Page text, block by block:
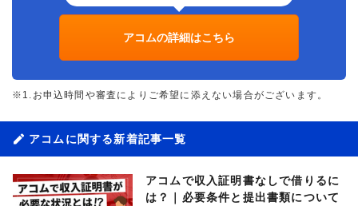
アコムの詳細はこちら
※1.お申込時間や審査によりご希望に添えない場合がございます。
アコムに関する新着記事一覧
アコムで収入証明書なしで借りるに
は？｜必要条件と提出書類について